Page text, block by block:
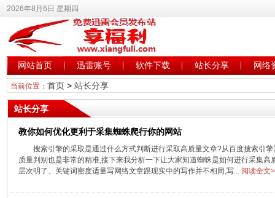
2026年8月6日 星期四
网站首页 迅雷账号 软件下载 站长分享 网络
当前位置： 首页> 站长分享
站长分享
教你如何优化更利于采集蜘蛛爬行你的网站
搜索引擎的采取是通过什么方式判断进行采取高质量文章?从百度搜索引
质量判别也是非常的精准,接下来我分析一下让大家知道蜘蛛是如何进行采集
层次明了、关键词密度适量写网络文章跟现实中的写作并不相同,写... 阅读全文